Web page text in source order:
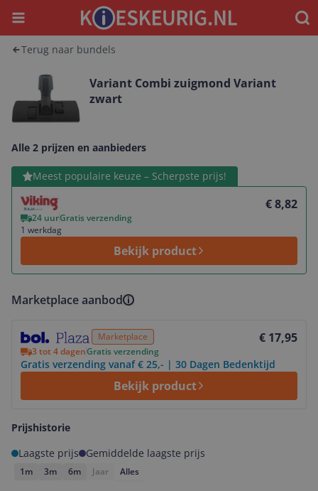
Menu
Terug naar bundels
Variant Combi zuigmond Variant
zwart
Alle 2 prijzen en aanbieders
Meest populaire keuze – Scherpste prijs!
€ 8,82
24 uurGratis verzending
1 werkdag
Bekijk product
Bekijk product
Marketplace aanbod
Marketplace € 17,95
3 tot 4 dagenGratis verzending
Gratis verzending vanaf € 25,- | 30 Dagen Bedenktijd
Bekijk product
Prijshistorie
Laagste prijs
Gemiddelde laagste prijs
1m 3m 6m Jaar Alles